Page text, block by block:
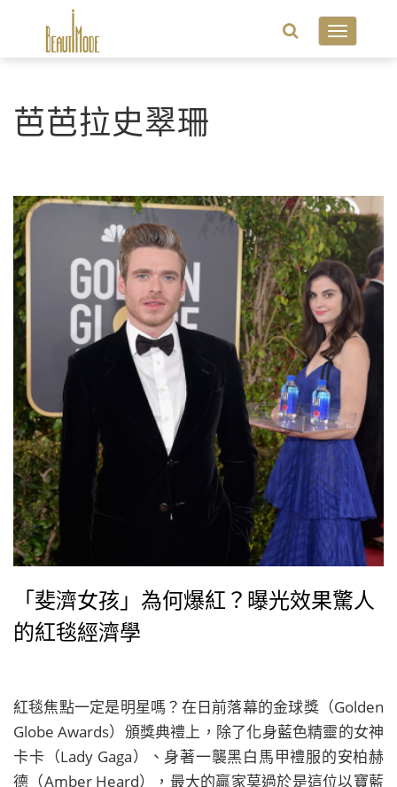
Toggle
芭芭拉史翠珊
「斐濟女孩」為何爆紅？曝光效果驚人
的紅毯經濟學
紅毯焦點一定是明星嗎？在日前落幕的金球獎（Golden
Globe Awards）頒獎典禮上，除了化身藍色精靈的女神
卡卡（Lady Gaga）、身著一襲黑白馬甲禮服的安柏赫
德（Amber Heard），最大的贏家莫過於是這位以寶藍